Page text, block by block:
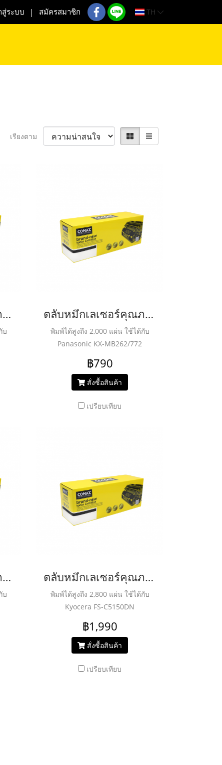
สู่ระบบ สมัครสมาชิก TH
เรียงตาม
ตลับหมึกเลเซอร์คุณภาพสูงสำหรับ PANASONIC รุ่น KX-FAT88E Black
บ
ตลับหมึกเลเซอร์คุณภาพสูงสำหรับ PANASONIC รุ่น KX-FAT92E Black
พิมพ์ได้สูงถึง 2,000 แผ่น ใช้ได้กับ
Panasonic KX-MB262/772
฿790
สั่งซื้อสินค้า
เปรียบเทียบ
ตลับหมึกเลเซอร์คุณภาพสูงสำหรับ KYOCERA รุ่น TK584 Magenta
บ
ตลับหมึกเลเซอร์คุณภาพสูงสำหรับ KYOCERA รุ่น TK584 Cyan
พิมพ์ได้สูงถึง 2,800 แผ่น ใช้ได้กับ
Kyocera FS-C5150DN
฿1,990
สั่งซื้อสินค้า
เปรียบเทียบ